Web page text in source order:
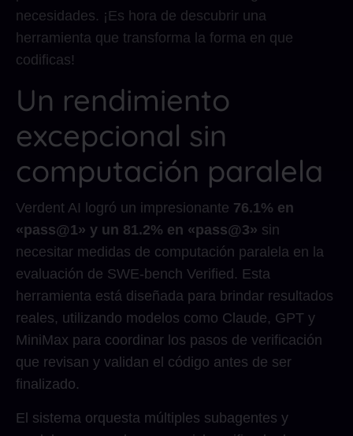
necesidades. ¡Es hora de descubrir una
herramienta que transforma la forma en que
codificas!
Un rendimiento
excepcional sin
computación paralela
Verdent AI logró un impresionante 76.1% en
«pass@1» y un 81.2% en «pass@3» sin
necesitar medidas de computación paralela en la
evaluación de SWE-bench Verified. Esta
herramienta está diseñada para brindar resultados
reales, utilizando modelos como Claude, GPT y
MiniMax para coordinar los pasos de verificación
que revisan y validan el código antes de ser
finalizado.
El sistema orquesta múltiples subagentes y